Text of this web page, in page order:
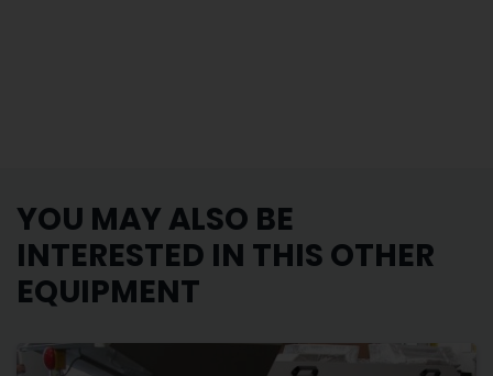
YOU MAY ALSO BE
INTERESTED IN THIS OTHER
EQUIPMENT